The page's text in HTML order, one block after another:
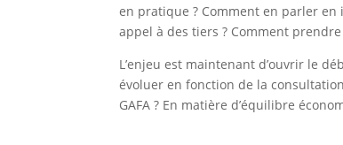
en pratique ? Comment en parler
appel à des tiers ? Comment
L’enjeu est maintenant d’ouvrir le
évoluer en fonction de la
GAFA ? En matière d’équilibre